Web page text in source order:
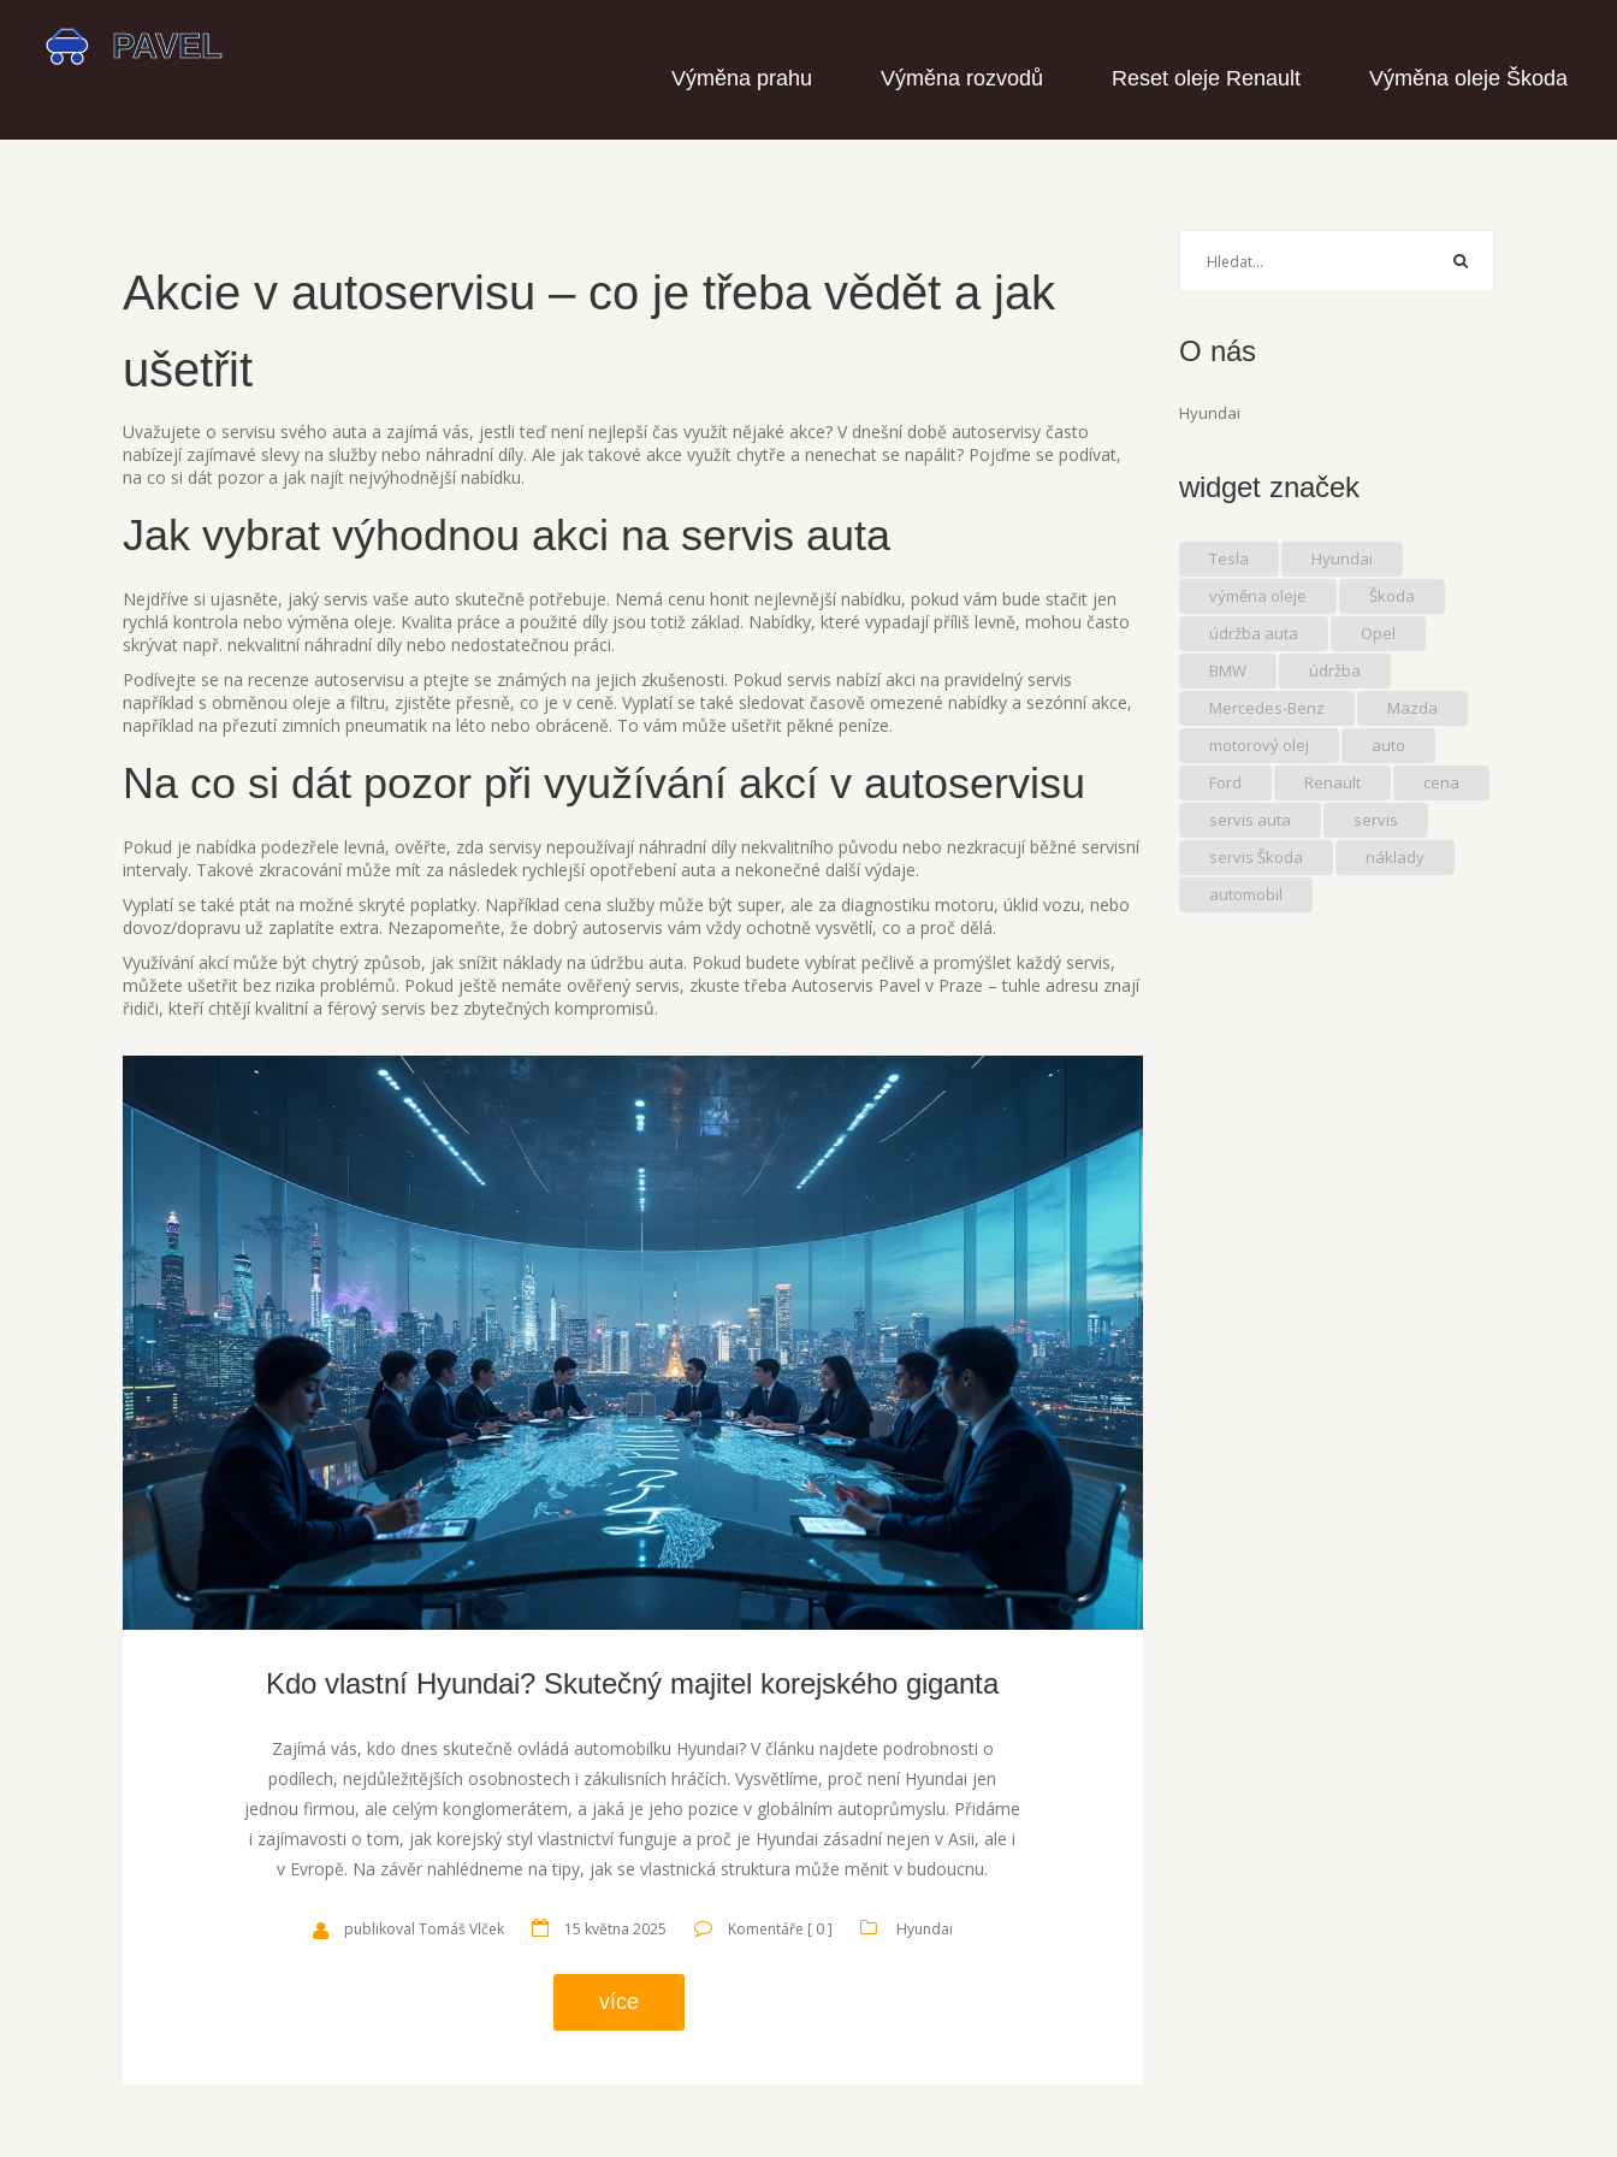
Výměna prahu Výměna rozvodů Reset oleje Renault Výměna oleje Škoda
Akcie v autoservisu – co je třeba vědět a jak
ušetřit
Uvažujete o servisu svého auta a zajímá vás, jestli teď není nejlepší čas využít nějaké akce? V dnešní době autoservisy často
nabízejí zajímavé slevy na služby nebo náhradní díly. Ale jak takové akce využít chytře a nenechat se napálit? Pojďme se podívat,
na co si dát pozor a jak najít nejvýhodnější nabídku.
Jak vybrat výhodnou akci na servis auta
Nejdříve si ujasněte, jaký servis vaše auto skutečně potřebuje. Nemá cenu honit nejlevnější nabídku, pokud vám bude stačit jen
rychlá kontrola nebo výměna oleje. Kvalita práce a použité díly jsou totiž základ. Nabídky, které vypadají příliš levně, mohou často
skrývat např. nekvalitní náhradní díly nebo nedostatečnou práci.
Podívejte se na recenze autoservisu a ptejte se známých na jejich zkušenosti. Pokud servis nabízí akci na pravidelný servis
například s obměnou oleje a filtru, zjistěte přesně, co je v ceně. Vyplatí se také sledovat časově omezené nabídky a sezónní akce,
například na přezutí zimních pneumatik na léto nebo obráceně. To vám může ušetřit pěkné peníze.
Na co si dát pozor při využívání akcí v autoservisu
Pokud je nabídka podezřele levná, ověřte, zda servisy nepoužívají náhradní díly nekvalitního původu nebo nezkracují běžné servisní
intervaly. Takové zkracování může mít za následek rychlejší opotřebení auta a nekonečné další výdaje.
Vyplatí se také ptát na možné skryté poplatky. Například cena služby může být super, ale za diagnostiku motoru, úklid vozu, nebo
dovoz/dopravu už zaplatíte extra. Nezapomeňte, že dobrý autoservis vám vždy ochotně vysvětlí, co a proč dělá.
Využívání akcí může být chytrý způsob, jak snížit náklady na údržbu auta. Pokud budete vybírat pečlivě a promýšlet každý servis,
můžete ušetřit bez rizika problémů. Pokud ještě nemáte ověřený servis, zkuste třeba Autoservis Pavel v Praze – tuhle adresu znají
řidiči, kteří chtějí kvalitní a férový servis bez zbytečných kompromisů.
Kdo vlastní Hyundai? Skutečný majitel korejského giganta
Zajímá vás, kdo dnes skutečně ovládá automobilku Hyundai? V článku najdete podrobnosti o
podílech, nejdůležitějších osobnostech i zákulisních hráčích. Vysvětlíme, proč není Hyundai jen
jednou firmou, ale celým konglomerátem, a jaká je jeho pozice v globálním autoprůmyslu. Přidáme
i zajímavosti o tom, jak korejský styl vlastnictví funguje a proč je Hyundai zásadní nejen v Asii, ale i
v Evropě. Na závěr nahlédneme na tipy, jak se vlastnická struktura může měnit v budoucnu.
publikoval Tomáš Vlček 15 května 2025 Komentáře [ 0 ] Hyundai
více
O nás
Hyundai
widget značek
Tesla
Hyundai
výměna oleje
Škoda
údržba auta
Opel
BMW
údržba
Mercedes-Benz
Mazda
motorový olej
auto
Ford
Renault
cena
servis auta
servis
servis Škoda
náklady
automobil